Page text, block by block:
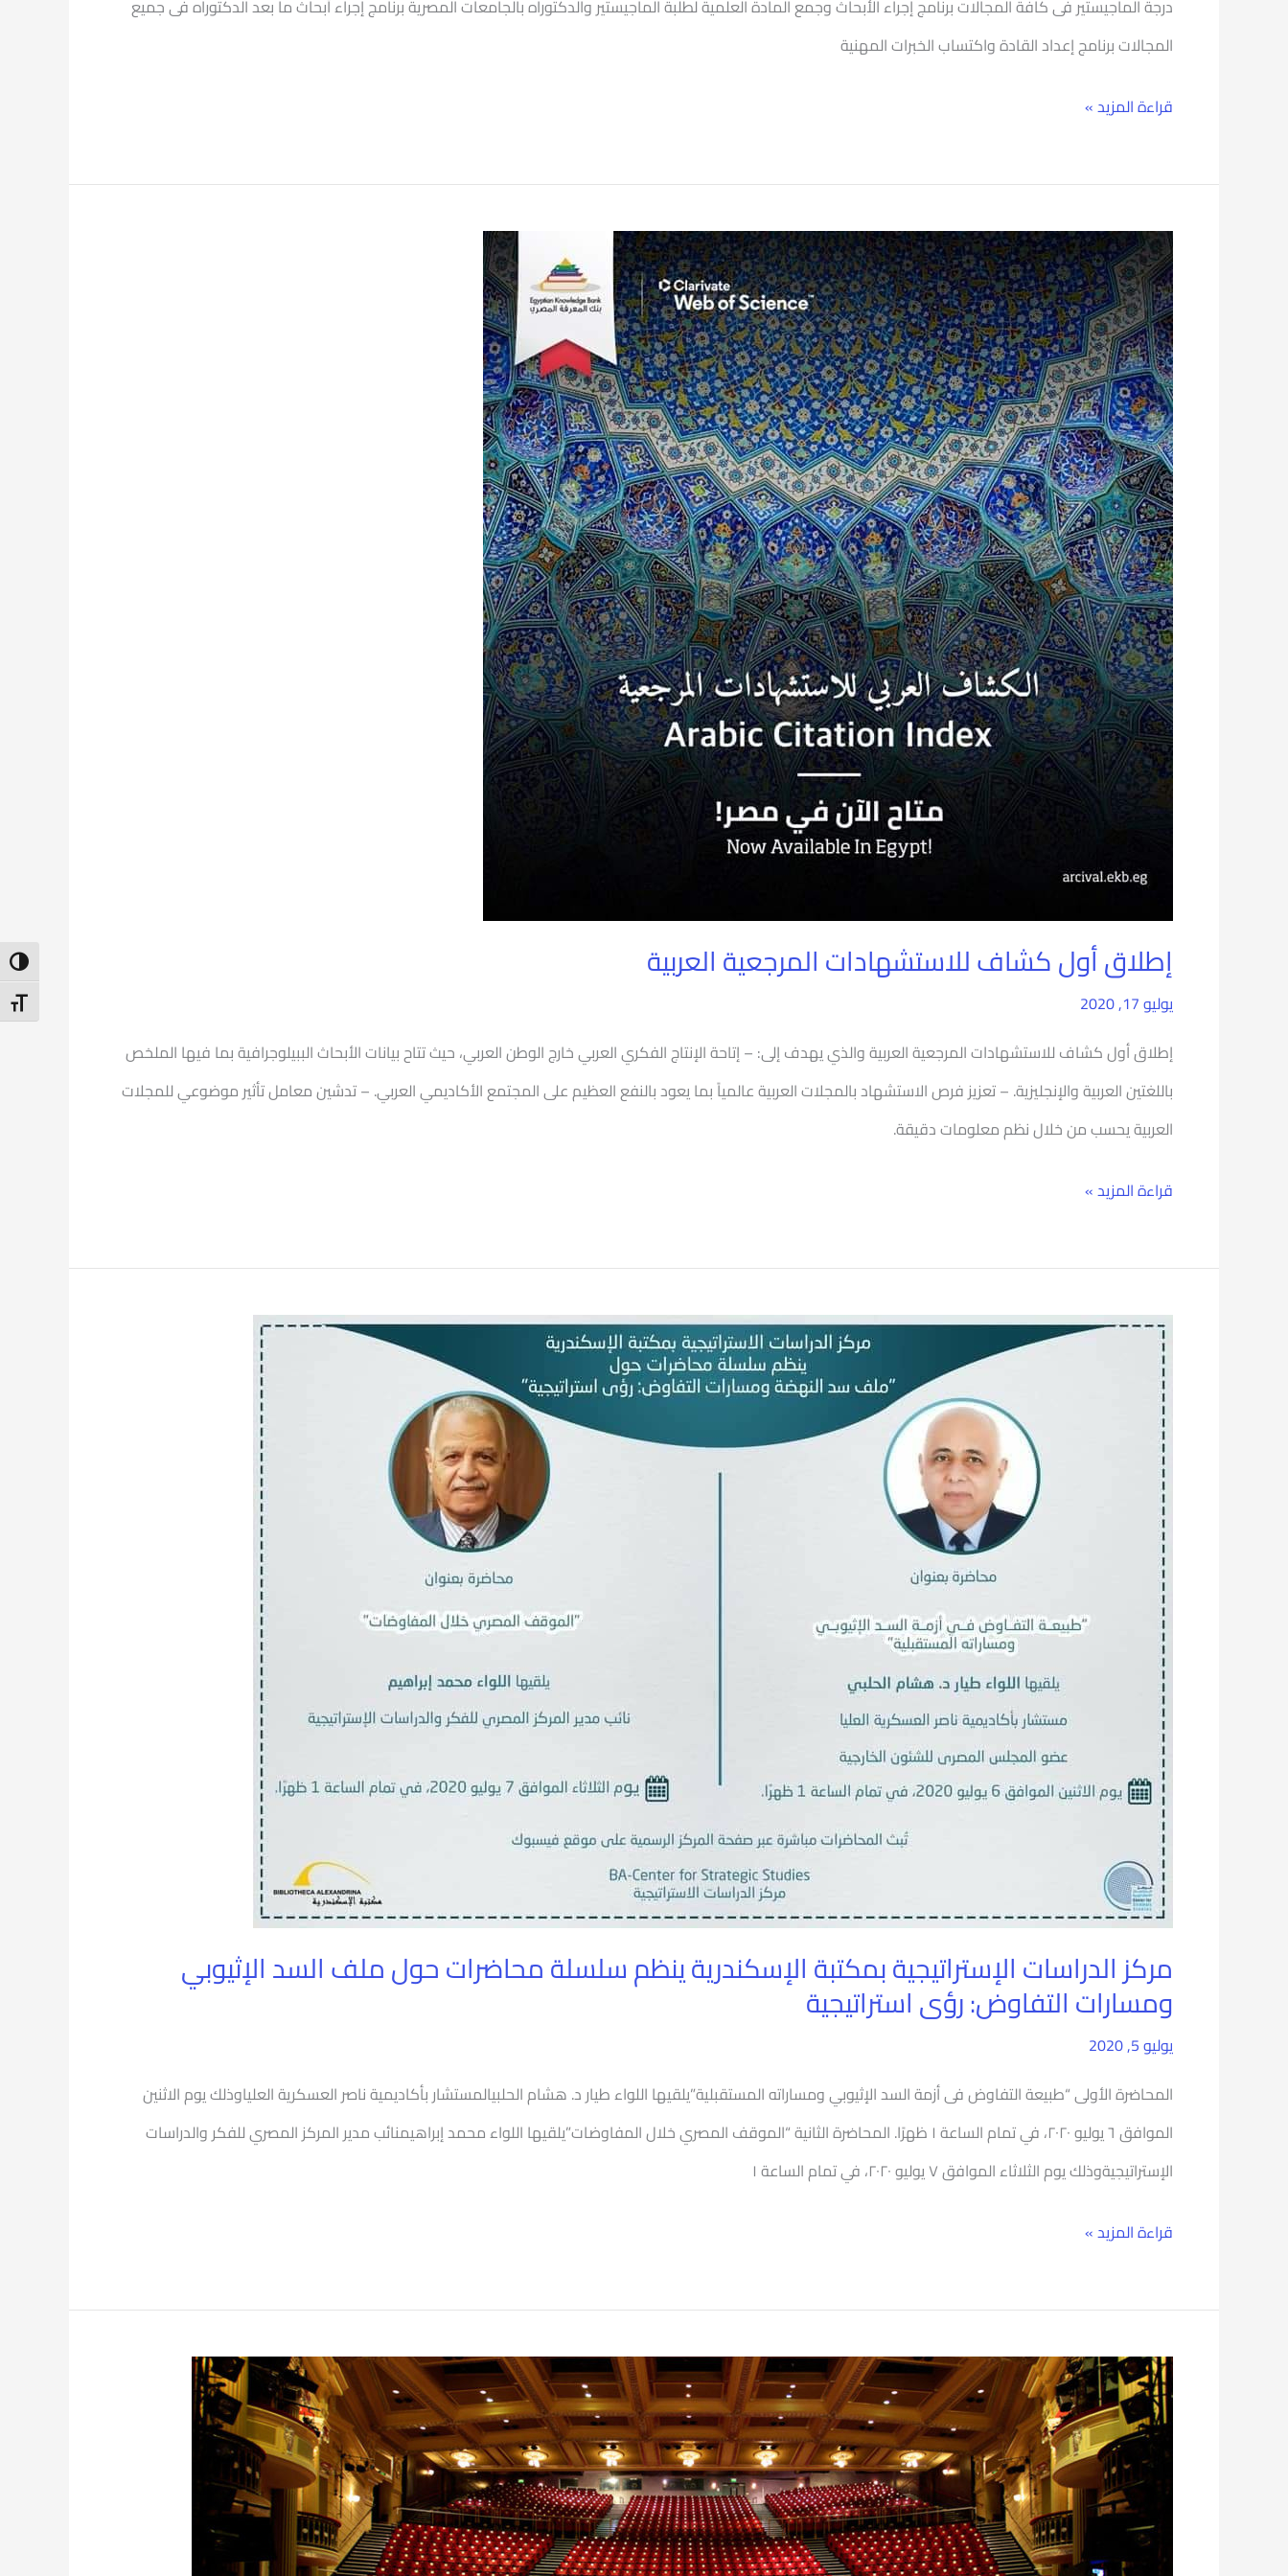
درجة الماجيستير فى كافة المجالات برنامج إجراء الأبحاث وجمع المادة العلمية لطلبة الماجيستير والدكتوراه بالجامعات المصرية برنامج إجراء أبحاث ما بعد الدكتوراه فى جميع
المجالات برنامج إعداد القادة واكتساب الخبرات المهنية
قراءة المزيد »
إطلاق أول كشاف للاستشهادات المرجعية العربية
يوليو 17, 2020
إطلاق أول كشاف للاستشهادات المرجعية العربية والذي يهدف إلى: – إتاحة الإنتاج الفكري العربي خارج الوطن العربي، حيث تتاح بيانات الأبحاث الببيلوجرافية بما فيها الملخص
باللغتين العربية والإنجليزية. – تعزيز فرص الاستشهاد بالمجلات العربية عالمياً بما يعود بالنفع العظيم على المجتمع الأكاديمي العربي. – تدشين معامل تأثير موضوعي للمجلات
العربية يحسب من خلال نظم معلومات دقيقة.
إطلاق
أول
كشاف
للاستشهادات
المرجعية
العربية
قراءة المزيد »
مركز الدراسات الإستراتيجية بمكتبة الإسكندرية ينظم سلسلة محاضرات حول ملف السد الإثيوبي
ومسارات التفاوض: رؤى استراتيجية
يوليو 5, 2020
المحاضرة الأولى “طبيعة التفاوض فى أزمة السد الإثيوبي ومساراته المستقبلية”يلقيها اللواء طيار د. هشام الحلبيالمستشار بأكاديمية ناصر العسكرية العلياوذلك يوم الاثنين
الموافق ٦ يوليو ٢٠٢٠، في تمام الساعة ١ ظهرًا. المحاضرة الثانية “الموقف المصري خلال المفاوضات”يلقيها اللواء محمد إبراهيمنائب مدير المركز المصري للفكر والدراسات
الإستراتيجيةوذلك يوم الثلاثاء الموافق ٧ يوليو ٢٠٢٠، في تمام الساعة ١
مركز
الدراسات
الإستراتيجية
بمكتبة
الإسكندرية
ينظم
سلسلة
محاضرات
حول
ملف
السد
الإثيوبي
ومسارات
التفاوض:
رؤى
استراتيجية
قراءة المزيد »
حفل
ختام
توزيع
جوائز
المهرجان
المسرحي